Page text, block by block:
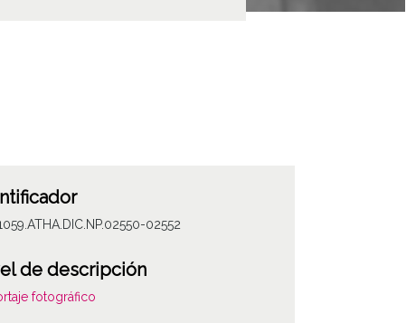
02552
de descripción
fotográfico